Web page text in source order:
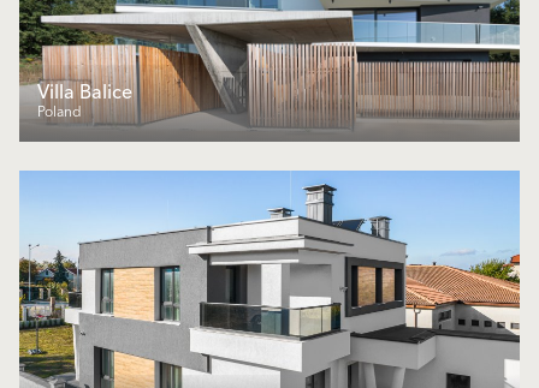
Villa Balice
Poland